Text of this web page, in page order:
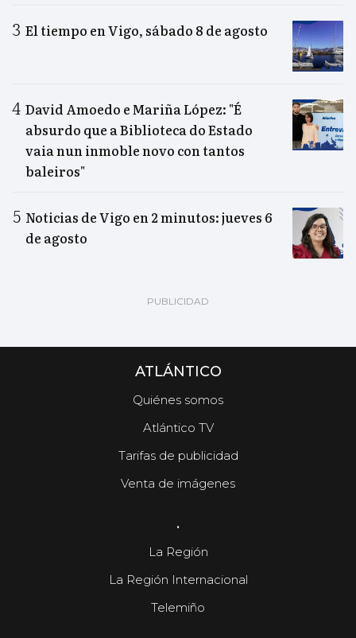
El tiempo en Vigo, sábado 8 de agosto
David Amoedo e Mariña López: "É
absurdo que a Biblioteca do Estado
vaia nun inmoble novo con tantos
baleiros"
Noticias de Vigo en 2 minutos: jueves 6
de agosto
ATLÁNTICO
Quiénes somos
Atlántico TV
Tarifas de publicidad
Venta de imágenes
.
La Región
La Región Internacional
Telemiño